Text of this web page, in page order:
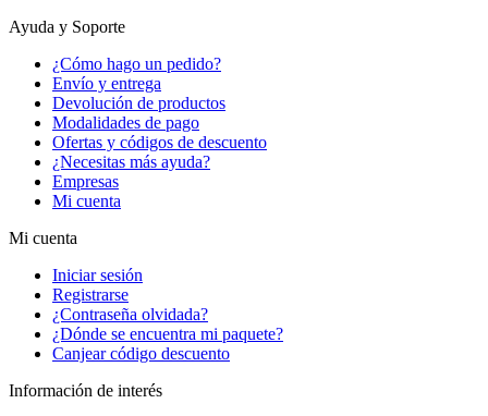
Ayuda y Soporte
¿Cómo hago un pedido?
Envío y entrega
Devolución de productos
Modalidades de pago
Ofertas y códigos de descuento
¿Necesitas más ayuda?
Empresas
Mi cuenta
Mi cuenta
Iniciar sesión
Registrarse
¿Contraseña olvidada?
¿Dónde se encuentra mi paquete?
Canjear código descuento
Información de interés